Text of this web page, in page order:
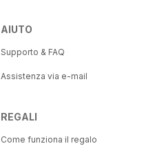
AIUTO
Supporto & FAQ
Assistenza via e-mail
REGALI
Come funziona il regalo